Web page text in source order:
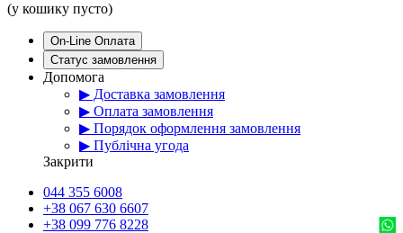
(у кошику пусто)
On-Line Оплата
Статус замовлення
Допомога
▶ Доставка замовлення
▶ Оплата замовлення
▶ Порядок оформлення замовлення
▶ Публічна угода
Закрити
044 355 6008
+38 067 630 6607
+38 099 776 8228